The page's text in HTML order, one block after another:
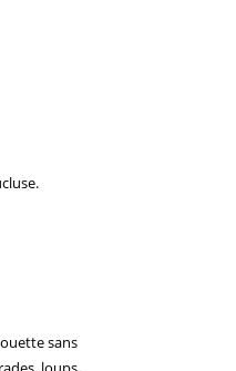
sans